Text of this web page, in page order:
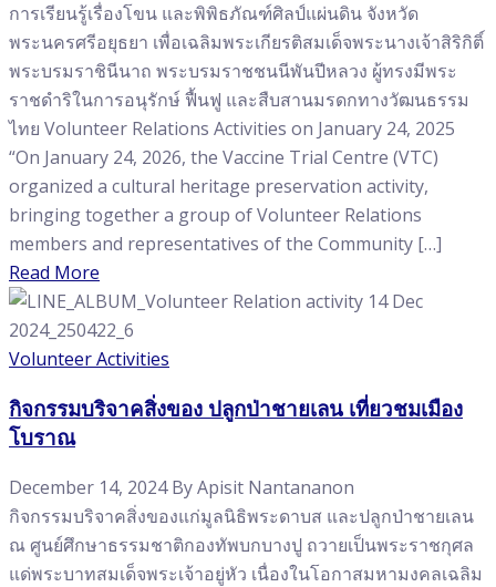
การเรียนรู้เรื่องโขน และพิพิธภัณฑ์ศิลป์แผ่นดิน จังหวัด
พระนครศรีอยุธยา เพื่อเฉลิมพระเกียรติสมเด็จพระนางเจ้าสิริกิติ์
พระบรมราชินีนาถ พระบรมราชชนนีพันปีหลวง ผู้ทรงมีพระ
ราชดำริในการอนุรักษ์ ฟื้นฟู และสืบสานมรดกทางวัฒนธรรม
ไทย Volunteer Relations Activities on January 24, 2025
“On January 24, 2026, the Vaccine Trial Centre (VTC)
organized a cultural heritage preservation activity,
bringing together a group of Volunteer Relations
members and representatives of the Community […]
Read More
Volunteer Activities
กิจกรรมบริจาคสิ่งของ ปลูกป่าชายเลน เที่ยวชมเมือง
โบราณ
December 14, 2024 ByApisit Nantananon
กิจกรรมบริจาคสิ่งของแก่มูลนิธิพระดาบส และปลูกป่าชายเลน
ณ ศูนย์ศึกษาธรรมชาติกองทัพบกบางปู ถวายเป็นพระราชกุศล
แด่พระบาทสมเด็จพระเจ้าอยู่หัว เนื่องในโอกาสมหามงคลเฉลิม